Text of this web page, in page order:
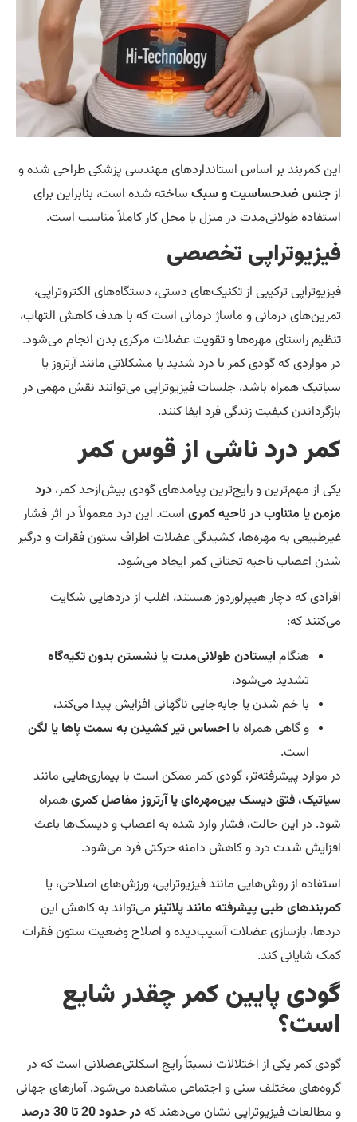
کمربند بر اساس استانداردهای مهندسی پزشکی طراحی شده و
جنس ضدحساسیت و سبکساخته شده است، بنابراین برای
طولانی‌مدت در منزل یا محل کار کاملاً مناسب است.
تخصصی
ترکیبی از تکنیک‌های دستی، دستگاه‌های الکتروتراپی،
درمانی و ماساژ درمانی است که با هدف کاهش التهاب،
راستای مهره‌ها و تقویت عضلات مرکزی بدن انجام می‌شود.
مواردی که گودی کمر با درد شدید یا مشکلاتی مانند آرتروز یا
همراه باشد، جلسات فیزیوتراپی می‌توانند نقش مهمی در
کیفیت زندگی فرد ایفا کنند.
درد ناشی از قوس کمر
از مهم‌ترین و رایج‌ترین پیامدهای گودی بیش‌ازحد کمر،درد
یا متناوب در ناحیه کمریاست. این درد معمولاً در اثر فشار
به مهره‌ها، کشیدگی عضلات اطراف ستون فقرات و درگیر
اعصاب ناحیه تحتانی کمر ایجاد می‌شود.
که دچار هیپرلوردوز هستند، اغلب از دردهایی شکایت
که:
هنگامایستادن طولانی‌مدت یا نشستن بدون تکیه‌گاه
تشدید می‌شود،
با خم شدن یا جابه‌جایی ناگهانی افزایش پیدا می‌کند،
و گاهی همراه بااحساس تیر کشیدن به سمت پاها یا لگن
است.
موارد پیشرفته‌تر، گودی کمر ممکن است با بیماری‌هایی مانند
فتق دیسک بین‌مهره‌ای یا آرتروز مفاصل کمریهمراه
در این حالت، فشار وارد شده به اعصاب و دیسک‌ها باعث
شدت درد و کاهش دامنه حرکتی فرد می‌شود.
از روش‌هایی مانند فیزیوتراپی، ورزش‌های اصلاحی، یا
طبی پیشرفته مانند پلاتینرمی‌تواند به کاهش این
بازسازی عضلات آسیب‌دیده و اصلاح وضعیت ستون فقرات
شایانی کند.
پایین کمر چقدر شایع
کمر یکی از اختلالات نسبتاً رایج اسکلتی‌عضلانی است که در
مختلف سنی و اجتماعی مشاهده می‌شود. آمارهای جهانی
فیزیوتراپی نشان می‌دهند که
در حدود 20 تا 30 درصد